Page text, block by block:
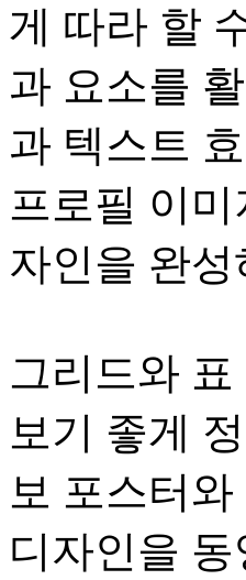
게 따라 할
과 요소를
과 텍스트
프로필 이
자인을 완
그리드와
보기 좋게
보 포스터
디자인을